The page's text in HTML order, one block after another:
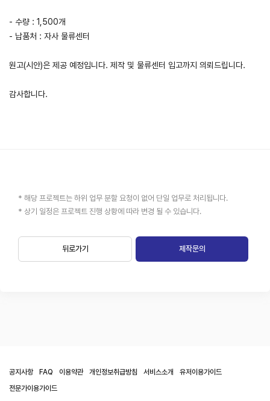
- 수량 : 1,500개
- 납품처 : 자사 물류센터
원고(시안)은 제공 예정입니다. 제작 및 물류센터 입고까지 의뢰드립니다.
감사합니다.
* 해당 프로젝트는 하위 업무 분할 요청이 없어 단일 업무로 처리됩니다.
* 상기 일정은 프로젝트 진행 상황에 따라 변경 될 수 있습니다.
뒤로가기 제작문의
공지사항 FAQ 이용약관 개인정보취급방침 서비스소개
유저이용가이드
전문가이용가이드